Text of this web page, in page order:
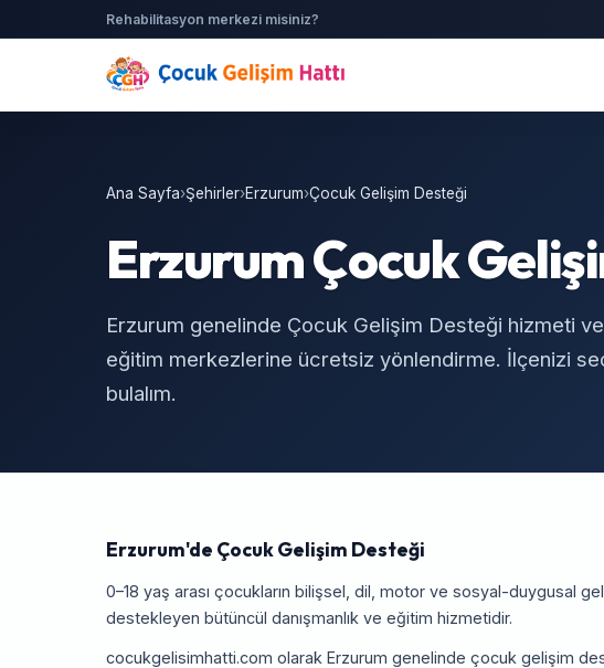
Rehabilitasyon merkezi misiniz?
Ana Sayfa›Şehirler›Erzurum›Çocuk Gelişim Desteği
Erzurum Çocuk
Erzurum genelinde Çocuk Gelişim Desteği hizmeti
eğitim merkezlerine ücretsiz yönlendirme. İlçenizi
bulalım.
Erzurum'de Çocuk Gelişim Desteği
0–18 yaş arası çocukların bilişsel, dil, motor ve sosyal-duygusal
destekleyen bütüncül danışmanlık ve eğitim hizmetidir.
cocukgelisimhatti.com olarak Erzurum genelinde çocuk gelişim